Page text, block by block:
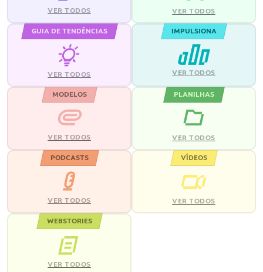
VER TODOS VER TODOS
GUIA DE TENDÊNCIAS
VER TODOS
IMPULSIONA
VER TODOS
MODELOS
VER TODOS
PLANILHAS
VER TODOS
PODCASTS
VER TODOS
VÍDEOS
VER TODOS
WEBSTORIES
VER TODOS